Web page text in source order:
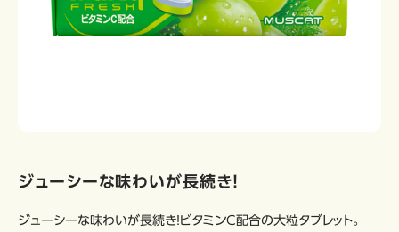
ジューシーな味わいが長続き！
ジューシーな味わいが長続き！ビタミンC配合の大粒タブレット。